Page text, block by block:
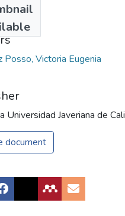
Posso, Victoria Eugenia
Universidad Javeriana de Cali
document